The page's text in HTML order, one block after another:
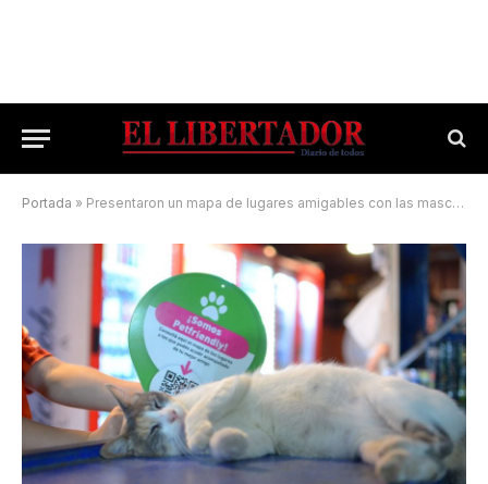
Portada » Presentaron un mapa de lugares amigables con las mascotas en Corrientes